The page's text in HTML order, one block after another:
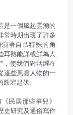
是一個風起雲湧的
常時期出現了許多
著自己特殊的角
耳熟能詳或鮮為人
，使我們對活躍在
這些風雲人物的一
宕起伏。
民國那些事兒》
史研究及通俗寫作